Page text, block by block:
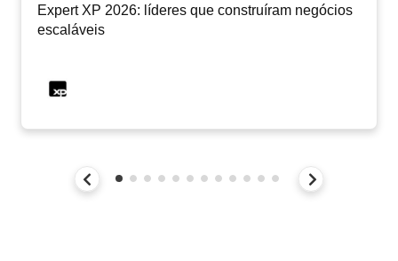
Expert XP 2026: líderes que construíram negócios
escaláveis